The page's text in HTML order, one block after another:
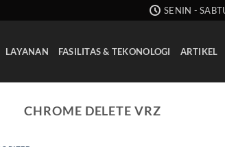
SENIN -
LAYANAN FASILITAS & TEKONOLOGI ARTIKEL
CHROME DELETE VRZ